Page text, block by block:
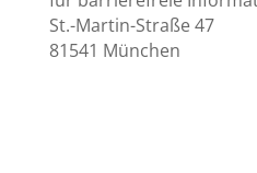
St.-Martin-Straße 47
81541 München